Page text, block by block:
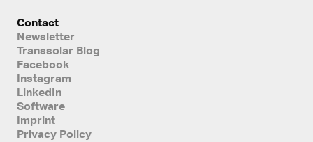
Contact
Newsletter
Transsolar Blog
Facebook
Instagram
LinkedIn
Software
Imprint
Privacy Policy